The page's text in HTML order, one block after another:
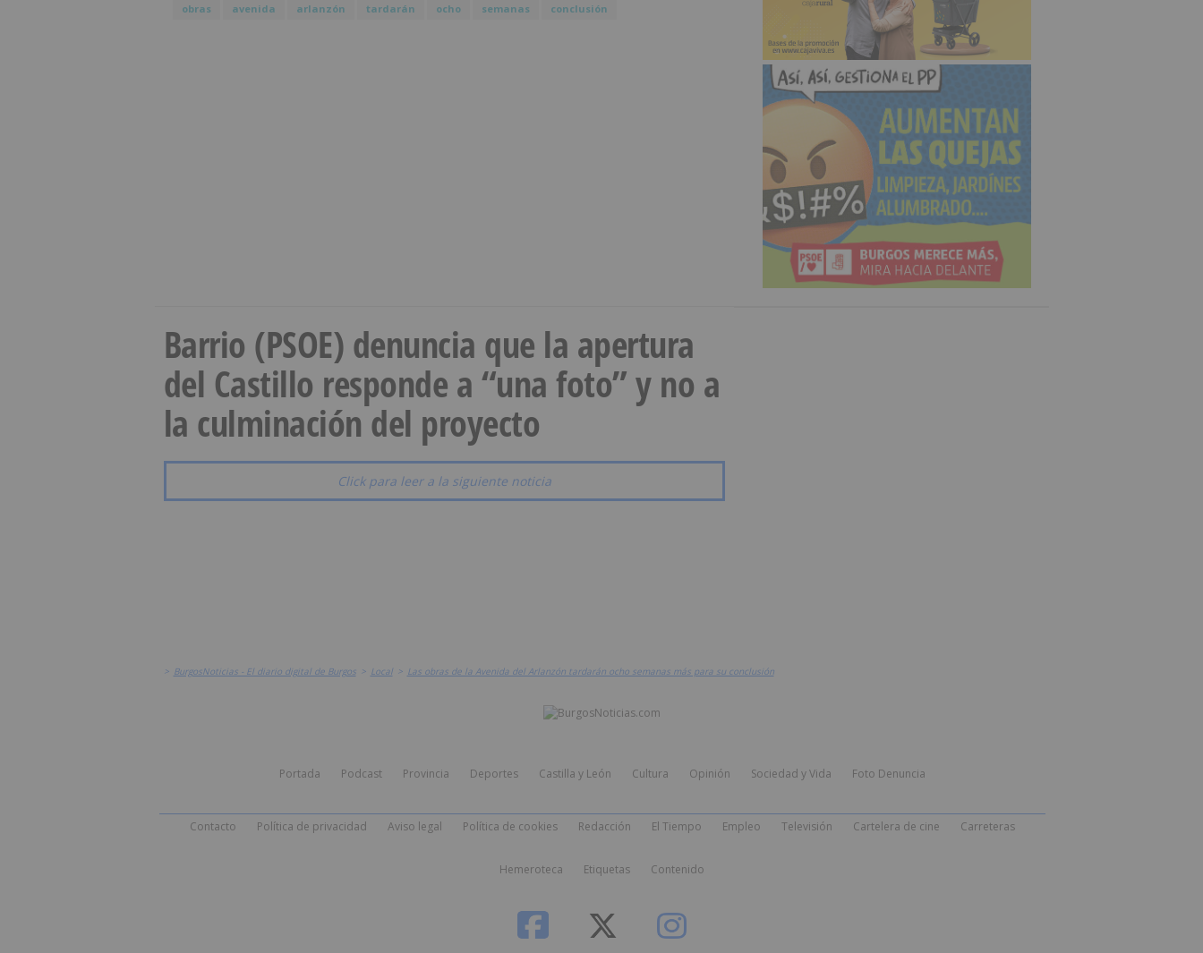
obras avenida arlanzón tardarán ocho semanas conclusión
Barrio (PSOE) denuncia que la apertura
del Castillo responde a “una foto” y no a
la culminación del proyecto
Click para leer a la siguiente noticia
> BurgosNoticias - El diario digital de Burgos > Local > Las obras de la Avenida del Arlanzón tardarán ocho semanas más para su conclusión
Portada Podcast Provincia Deportes Castilla y León Cultura Opinión Sociedad y Vida Foto Denuncia
Contacto Política de privacidad Aviso legal Política de cookies Redacción El Tiempo Empleo Televisión Cartelera de cine Carreteras
Hemeroteca Etiquetas Contenido